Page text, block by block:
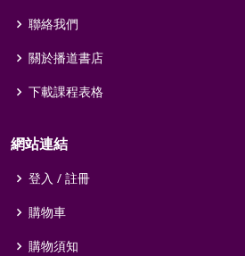
聯絡我們
關於播道書店
下載課程表格
網站連結
登入 / 註冊
購物車
購物須知